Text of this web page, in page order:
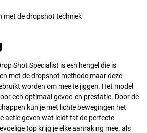
met de dropshot techniek
Shot Specialist is een hengel die is
met de dropshot methode maar deze
worden om mee te jiggen. Het model
een optimaal gevoel en prestatie. Door de
kun je met lichte bewegingen het
actie geven wat leidt tot de perfecte
top krijg je elke aanraking mee. als